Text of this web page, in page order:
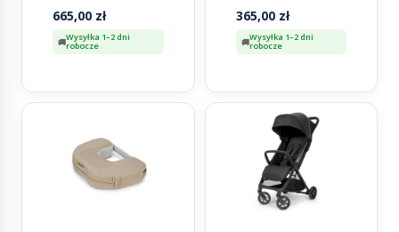
665,00 zł
Wysyłka 1–2 dni
robocze
365,00 zł
Wysyłka 1–2 dni
robocze